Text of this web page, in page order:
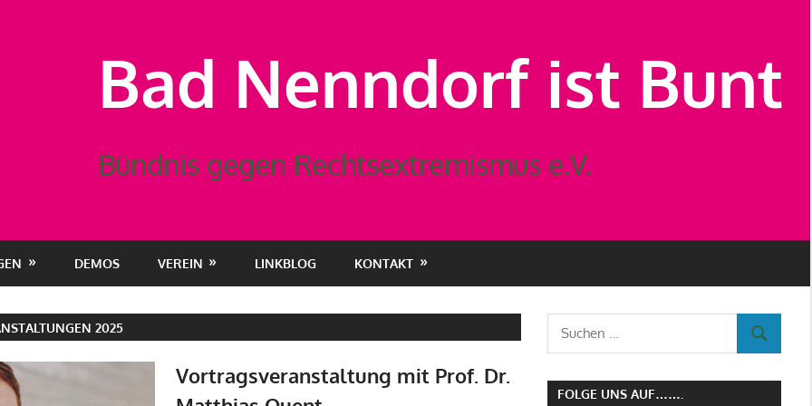
Bad Nenndorf ist Bunt
Bündnis gegen Rechtsextremismus e.V.
DEMOS VEREIN LINKBLOG KONTAKT
2025
Vortragsveranstaltung mit Prof. Dr.
Suchen
nach:
SUCHEN
FOLGE UNS AUF…….